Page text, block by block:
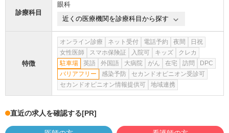
診療科目
眼科
近くの医療機関を診療科目から探す
特徴
オンライン診療 ネット受付 電話予約 夜間
日祝
女性医師
スマホ保険証 入院可 キッズ
クレカ
駐車場
英語 外国語 大病院 がん 在宅 訪問
DPC
バリアフリー
感染予防
セカンドオピニオン受診可
セカンドオピニオン情報提供可
地域連携
直近の求人を確認する[PR]